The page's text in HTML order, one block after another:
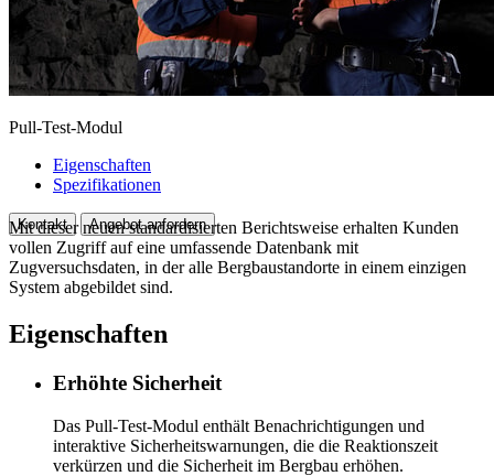
Pull-Test-Modul
Eigenschaften
Spezifikationen
Kontakt Angebot anfordern
Mit dieser neuen standardisierten Berichtsweise erhalten Kunden
vollen Zugriff auf eine umfassende Datenbank mit
Zugversuchsdaten, in der alle Bergbaustandorte in einem einzigen
System abgebildet sind.
Eigenschaften
Erhöhte Sicherheit
Das Pull-Test-Modul enthält Benachrichtigungen und
interaktive Sicherheitswarnungen, die die Reaktionszeit
verkürzen und die Sicherheit im Bergbau erhöhen.